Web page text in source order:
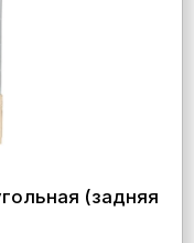
(задняя